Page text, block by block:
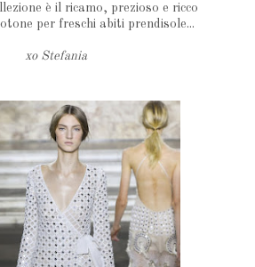
è il ricamo, prezioso e ricco
per freschi abiti prendisole...
xo Stefania